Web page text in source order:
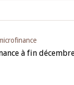
à fin